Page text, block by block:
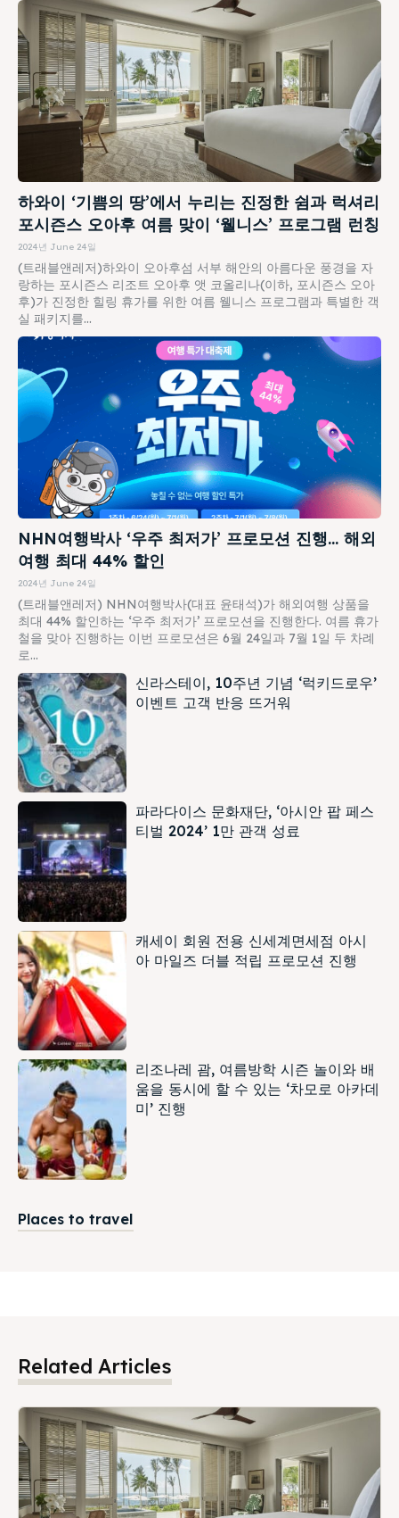
하와이 ‘기쁨의 땅’에서 누리는 진정한 쉼과 럭셔리
포시즌스 오아후 여름 맞이 ‘웰니스’ 프로그램 런칭
2024년 June 24일
(트래블앤레저)하와이 오아후섬 서부 해안의 아름다운 풍경을 자
랑하는 포시즌스 리조트 오아후 앳 코올리나(이하, 포시즌스 오아
후)가 진정한 힐링 휴가를 위한 여름 웰니스 프로그램과 특별한 객
실 패키지를...
NHN여행박사 ‘우주 최저가’ 프로모션 진행… 해외
여행 최대 44% 할인
2024년 June 24일
(트래블앤레저) NHN여행박사(대표 윤태석)가 해외여행 상품을
최대 44% 할인하는 ‘우주 최저가’ 프로모션을 진행한다. 여름 휴가
철을 맞아 진행하는 이번 프로모션은 6월 24일과 7월 1일 두 차례
로...
신라스테이, 10주년 기념 ‘럭키드로우’
이벤트 고객 반응 뜨거워
파라다이스 문화재단, ‘아시안 팝 페스
티벌 2024’ 1만 관객 성료
캐세이 회원 전용 신세계면세점 아시
아 마일즈 더블 적립 프로모션 진행
리조나레 괌, 여름방학 시즌 놀이와 배
움을 동시에 할 수 있는 ‘차모로 아카데
미’ 진행
Places to travel
Related Articles